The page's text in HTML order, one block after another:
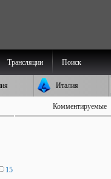
Трансляции Поиск
Италия
Комментируемые
15